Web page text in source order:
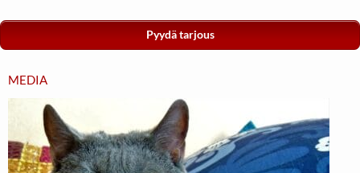
Pyydä tarjous
MEDIA